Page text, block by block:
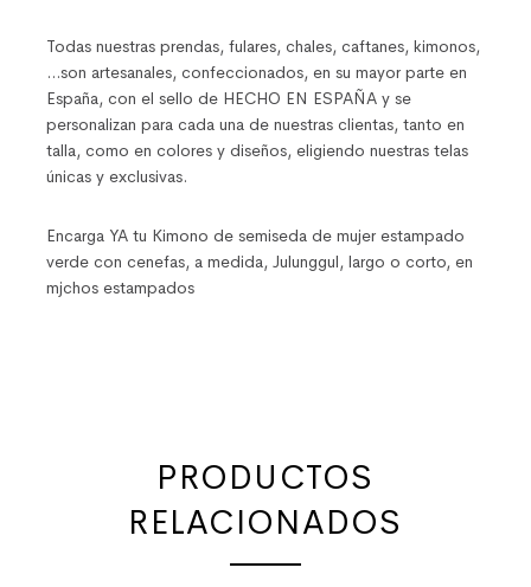
Todas nuestras prendas, fulares, chales, caftanes, kimonos,
…son artesanales, confeccionados, en su mayor parte en
España, con el sello de HECHO EN ESPAÑA y se
personalizan para cada una de nuestras clientas, tanto en
talla, como en colores y diseños, eligiendo nuestras telas
únicas y exclusivas.
Encarga YA tu Kimono de semiseda de mujer estampado
verde con cenefas, a medida, Julunggul, largo o corto, en
mjchos estampados
PRODUCTOS
RELACIONADOS